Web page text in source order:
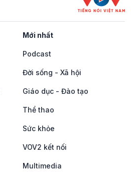
Mới nhất
Podcast
Đời sống - Xã hội
Giáo dục - Đào tạo
Thể thao
Sức khỏe
VOV2 kết nối
Multimedia